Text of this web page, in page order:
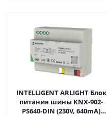
INTELLIGENT ARLIGHT Блок
питания шины KNX-902-
PS640-DIN (230V, 640mA)